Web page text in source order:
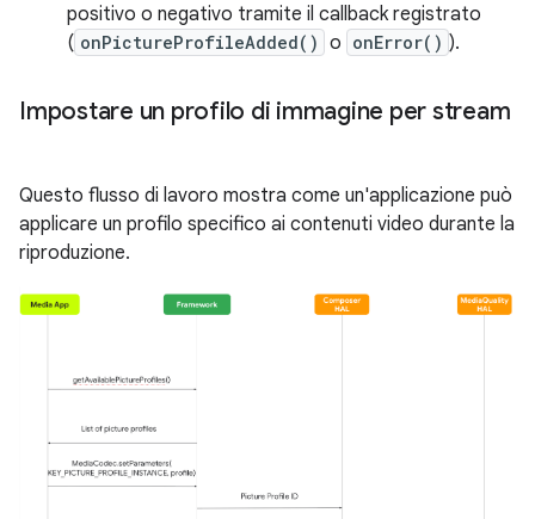
positivo o negativo tramite il callback registrato
( onPictureProfileAdded() o onError() ).
Impostare un profilo di immagine per stream
Questo flusso di lavoro mostra come un'applicazione può
applicare un profilo specifico ai contenuti video durante la
riproduzione.